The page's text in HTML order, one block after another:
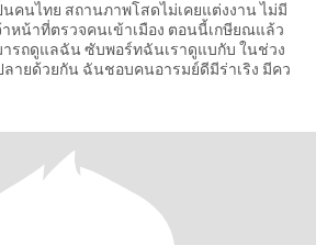
นไทย สถานภาพโสดไม่เคยแต่งงาน ไม่มี
าหน้าที่ตรวจคนเข้าเมือง ตอนนี้เกษียณแล้ว
รถดูแลฉัน ซับพอร์ทฉันเราดูแบกับ ในช่วง
ายด้วยกัน ฉันชอบคนอารมย์ดีมีร่าเริง มีคว